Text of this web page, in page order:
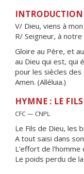
INTRODUCTION
V/ Dieu, viens à
R/ Seigneur, à notre
Gloire au Père, et
au Dieu qui est, qui
pour les siècles des
Amen. (Alléluia.)
HYMNE : LE
CFC — CNPL
Le Fils de Dieu, les
A tout saisi dans
L'effort de l'homme
Le poids perdu de